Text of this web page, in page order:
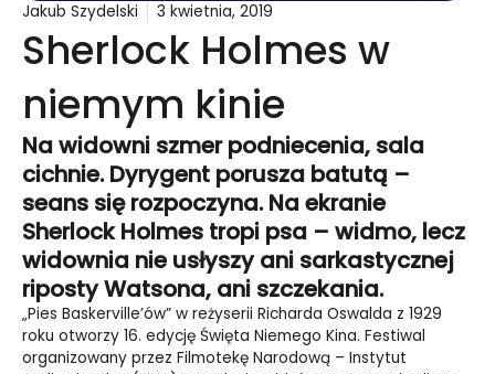
Jakub Szydelski 3 kwietnia, 2019
Sherlock Holmes w
niemym kinie
Na widowni szmer podniecenia, sala
cichnie. Dyrygent porusza batutą –
seans się rozpoczyna. Na ekranie
Sherlock Holmes tropi psa – widmo, lecz
widownia nie usłyszy ani sarkastycznej
riposty Watsona, ani szczekania.
„Pies Baskerville’ów” w reżyserii Richarda Oswalda z 1929
roku otworzy 16. edycję Święta Niemego Kina. Festiwal
organizowany przez Filmotekę Narodową – Instytut